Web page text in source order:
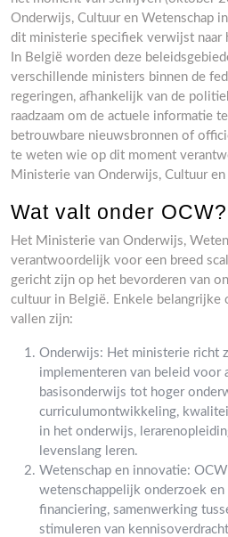
Onderwijs, Cultuur en Wetenschap
dit ministerie specifiek verwijst naar
In België worden deze
verschillende ministers binnen de
regeringen, afhankelijk van de
raadzaam om de actuele informatie
betrouwbare nieuwsbronnen of
te weten wie op dit moment
Ministerie van Onderwijs, Cultuur
Wat valt onder OCW?
Het Ministerie van Onderwijs,
verantwoordelijk voor een breed
gericht zijn op het bevorderen van
cultuur in België. Enkele belangrijke
vallen zijn:
Onderwijs: Het ministerie richt
implementeren van beleid voor
basisonderwijs tot hoger
curriculumontwikkeling,
in het onderwijs,
levenslang leren.
Wetenschap en innovatie:
wetenschappelijk onderzoek
financiering, samenwerking
stimuleren van